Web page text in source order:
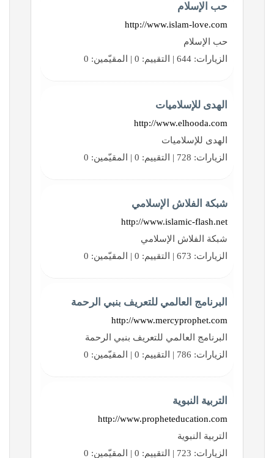
حب الإسلام
http://www.islam-love.com
حب الإسلام
الزيارات: 644 | التقييم: 0 | المقيّمين: 0
الهدى للإسلاميات
http://www.elhooda.com
الهدى للإسلاميات
الزيارات: 728 | التقييم: 0 | المقيّمين: 0
شبكة الفلاش الإسلامي
http://www.islamic-flash.net
شبكة الفلاش الإسلامي
الزيارات: 673 | التقييم: 0 | المقيّمين: 0
البرنامج العالمي للتعريف بنبي الرحمة
http://www.mercyprophet.com
البرنامج العالمي للتعريف بنبي الرحمة
الزيارات: 786 | التقييم: 0 | المقيّمين: 0
التربية النبوية
http://www.propheteducation.com
التربية النبوية
الزيارات: 723 | التقييم: 0 | المقيّمين: 0